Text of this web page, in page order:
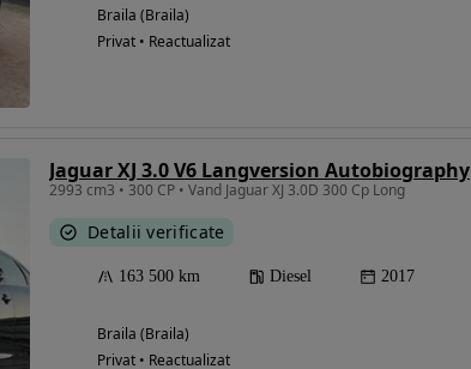
Braila (Braila)
Privat • Reactualizat
Jaguar XJ 3.0 V6 Langversion Autobiography
2993 cm3 • 300 CP • Vand Jaguar XJ 3.0D 300 Cp Long
Detalii verificate
163 500 km Diesel 2017
Braila (Braila)
Privat • Reactualizat